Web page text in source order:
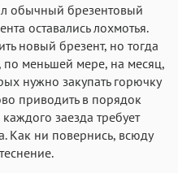
обычный брезентовый
оставались лохмотья.
новый брезент, но тогда
по меньшей мере, на месяц,
нужно закупать горючку
приводить в порядок
заезда требует
Как ни повернись, всюду